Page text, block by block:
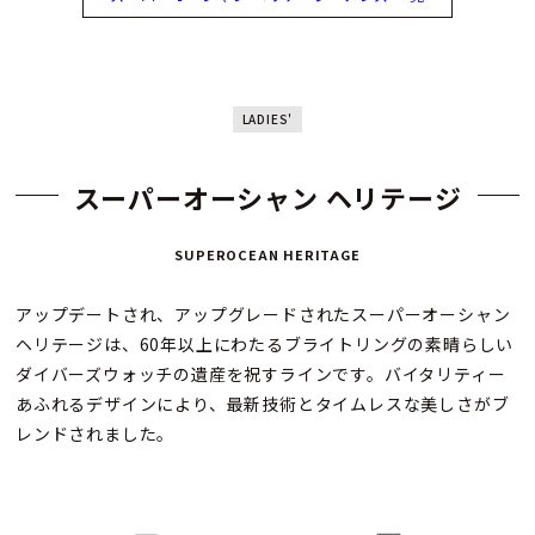
LADIES'
スーパーオーシャン ヘリテージ
SUPEROCEAN HERITAGE
アップデートされ、アップグレードされたスーパーオーシャン
ヘリテージは、60年以上にわたるブライトリングの素晴らしい
ダイバーズウォッチの遺産を祝すラインです。バイタリティー
あふれるデザインにより、最新技術とタイムレスな美しさがブ
レンドされました。